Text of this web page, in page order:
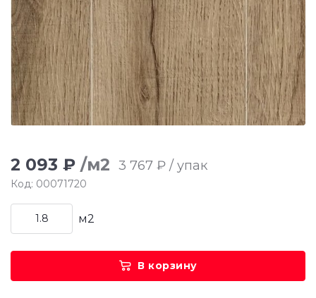
2 093 ₽ /м2 3 767 ₽ / упак
Код: 00071720
м2
В корзину